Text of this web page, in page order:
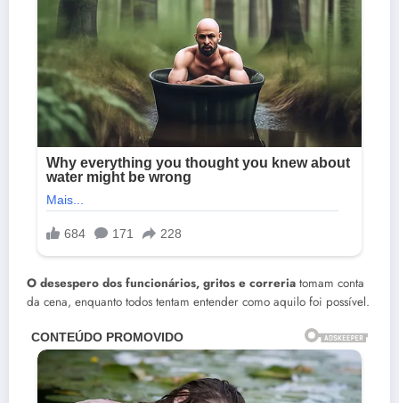
O desespero dos funcionários, gritos e correria tomam conta
da cena, enquanto todos tentam entender como aquilo foi possível.